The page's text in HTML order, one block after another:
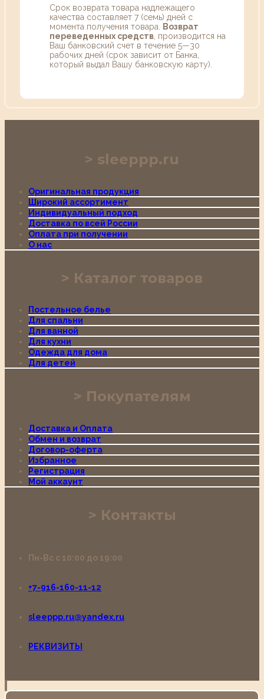
Срок возврата товара надлежащего
качества составляет 7 (семь) дней с
момента получения товара.
Возврат
переведенных средств , производится на
Ваш банковский счет в течение 5—30
рабочих дней (срок зависит от Банка,
который выдал Вашу банковскую карту).
sleeppp.ru
Оригинальная продукция
Широкий ассортимент
Индивидуальный подход
Доставка по всей России
Оплата при получении
О нас
Каталог товаров
Постельное белье
Для спальни
Для ванной
Для кухни
Одежда для дома
Для детей
Покупателям
Доставка и Оплата
Обмен и возврат
Договор-оферта
Избранное
Регистрация
Мой аккаунт
Контакты
Пн-Вс с 10:00 до 19:00
+7-916-160-11-12
sleeppp.ru@yandex.ru
РЕКВИЗИТЫ